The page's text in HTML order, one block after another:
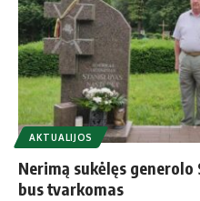
AKTUALIJOS
Nerimą sukėlęs
bus tvarkomas